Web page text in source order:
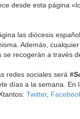
desde esta página
las diócesis
Además,
se recogerán a través
redes sociales será
días a la semana.
Twitter,